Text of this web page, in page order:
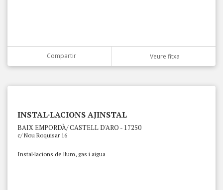
Compartir Veure fitxa
INSTAL·LACIONS AJINSTAL
BAIX EMPORDÀ/ CASTELL D'ARO - 17250
c/ Nou Roquisar 16
Instal·lacions de llum, gas i aigua